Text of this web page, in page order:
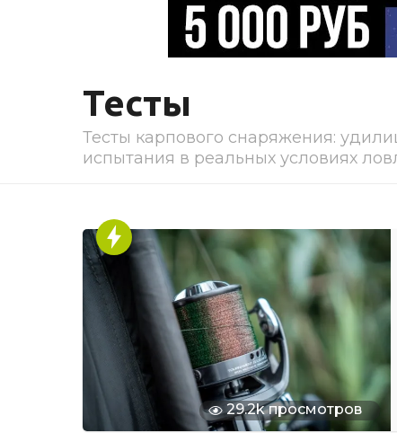
Тесты
Тесты карпового снаряжения:
испытания в реальных условиях
29.2k просмотров